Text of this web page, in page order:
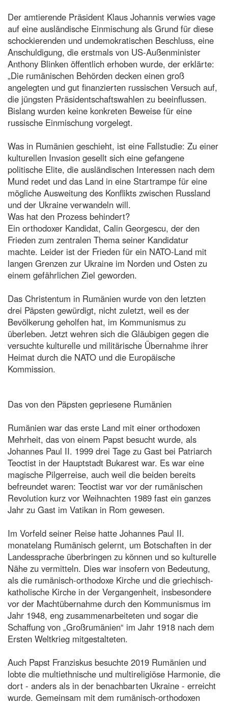
Der amtierende Präsident Klaus Johannis verwies vage
auf eine ausländische Einmischung als Grund für diese
schockierenden und undemokratischen Beschluss, eine
Anschuldigung, die erstmals von US-Außenminister
Anthony Blinken öffentlich erhoben wurde, der erklärte:
„Die rumänischen Behörden decken einen groß
angelegten und gut finanzierten russischen Versuch auf,
die jüngsten Präsidentschaftswahlen zu beeinflussen.
Bislang wurden keine konkreten Beweise für eine
russische Einmischung vorgelegt.
Was in Rumänien geschieht, ist eine Fallstudie: Zu einer
kulturellen Invasion gesellt sich eine gefangene
politische Elite, die ausländischen Interessen nach dem
Mund redet und das Land in eine Startrampe für eine
mögliche Ausweitung des Konflikts zwischen Russland
und der Ukraine verwandeln will.
Was hat den Prozess behindert?
Ein orthodoxer Kandidat, Calin Georgescu, der den
Frieden zum zentralen Thema seiner Kandidatur
machte. Leider ist der Frieden für ein NATO-Land mit
langen Grenzen zur Ukraine im Norden und Osten zu
einem gefährlichen Ziel geworden.
Das Christentum in Rumänien wurde von den letzten
drei Päpsten gewürdigt, nicht zuletzt, weil es der
Bevölkerung geholfen hat, im Kommunismus zu
überleben. Jetzt wehren sich die Gläubigen gegen die
versuchte kulturelle und militärische Übernahme ihrer
Heimat durch die NATO und die Europäische
Kommission.
Das von den Päpsten gepriesene Rumänien
Rumänien war das erste Land mit einer orthodoxen
Mehrheit, das von einem Papst besucht wurde, als
Johannes Paul II. 1999 drei Tage zu Gast bei Patriarch
Teoctist in der Hauptstadt Bukarest war. Es war eine
magische Pilgerreise, auch weil die beiden bereits
befreundet waren: Teoctist war vor der rumänischen
Revolution kurz vor Weihnachten 1989 fast ein ganzes
Jahr zu Gast im Vatikan in Rom gewesen.
Im Vorfeld seiner Reise hatte Johannes Paul II.
monatelang Rumänisch gelernt, um Botschaften in der
Landessprache überbringen zu können und so kulturelle
Nähe zu vermitteln. Dies war insofern von Bedeutung,
als die rumänisch-orthodoxe Kirche und die griechisch-
katholische Kirche in der Vergangenheit, insbesondere
vor der Machtübernahme durch den Kommunismus im
Jahr 1948, eng zusammenarbeiteten und sogar die
Schaffung von „Großrumänien“ im Jahr 1918 nach dem
Ersten Weltkrieg mitgestalteten.
Auch Papst Franziskus besuchte 2019 Rumänien und
lobte die multiethnische und multireligiöse Harmonie, die
dort - anders als in der benachbarten Ukraine - erreicht
wurde. Gemeinsam mit dem rumänisch-orthodoxen